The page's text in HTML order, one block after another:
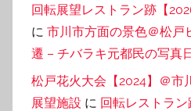
回転展望レストラン跡【
に 市川市方面の景色＠松戸
遷 – チバラキ元都民の写真
松戸花火大会【2024】＠市
展望施設 に 回転レストラ